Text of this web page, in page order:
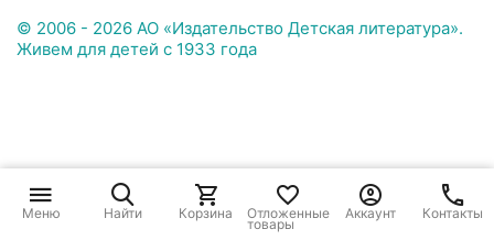
© 2006 - 2026 АО «Издательство Детская литература».
Живем для детей с 1933 года
Меню Найти Корзина Отложенные
товары
Аккаунт Контакты